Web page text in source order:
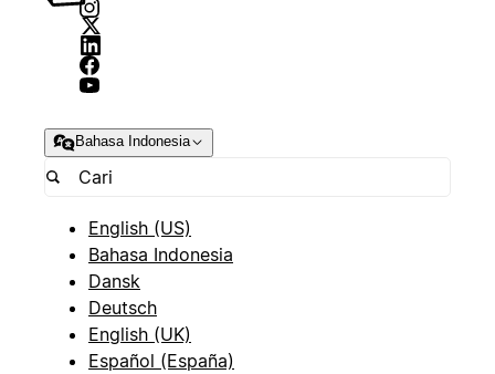
Bahasa Indonesia
English (US)
Bahasa Indonesia
Dansk
Deutsch
English (UK)
Español (España)